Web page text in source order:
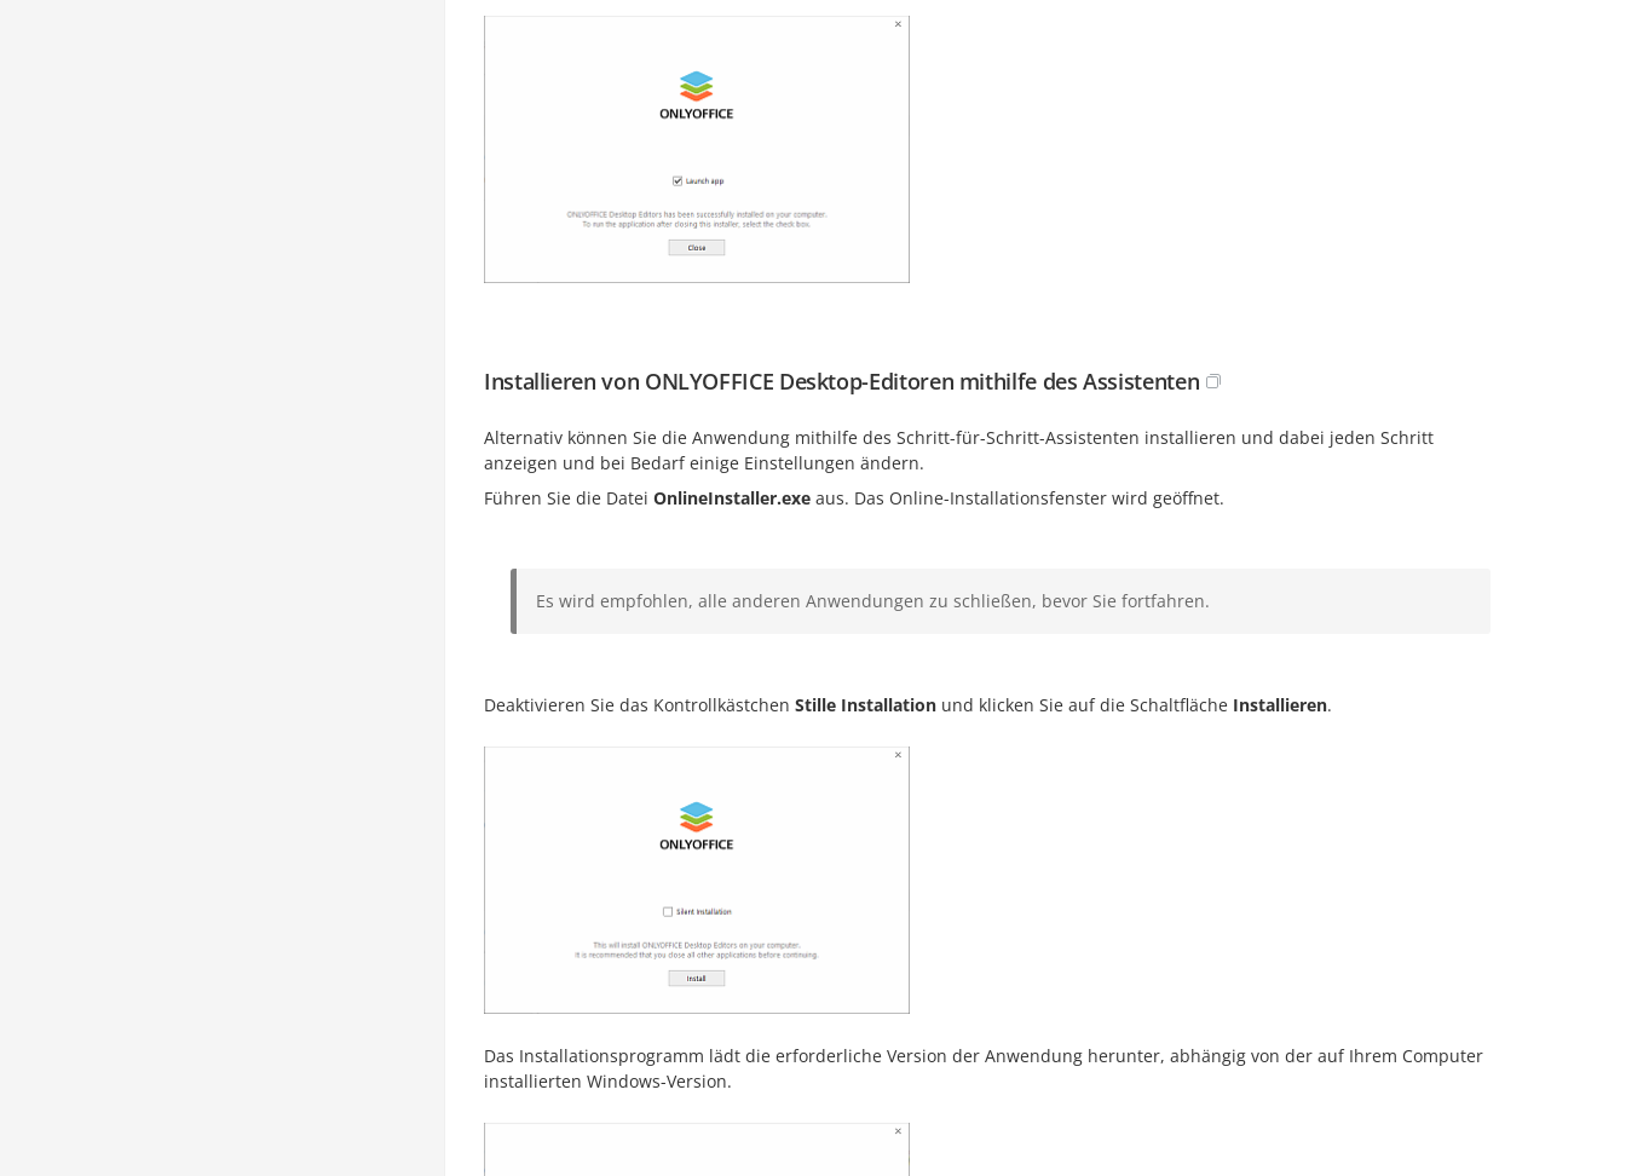
Installieren von ONLYOFFICE Desktop-Editoren mithilfe des Assistenten
Alternativ können Sie die Anwendung mithilfe des Schritt-für-Schritt-Assistenten installieren und dabei jeden Schritt
anzeigen und bei Bedarf einige Einstellungen ändern.
Führen Sie die Datei OnlineInstaller.exe aus. Das Online-Installationsfenster wird geöffnet.
Es wird empfohlen, alle anderen Anwendungen zu schließen, bevor Sie fortfahren.
Deaktivieren Sie das Kontrollkästchen Stille Installation und klicken Sie auf die Schaltfläche Installieren.
Das Installationsprogramm lädt die erforderliche Version der Anwendung herunter, abhängig von der auf Ihrem Computer
installierten Windows-Version.